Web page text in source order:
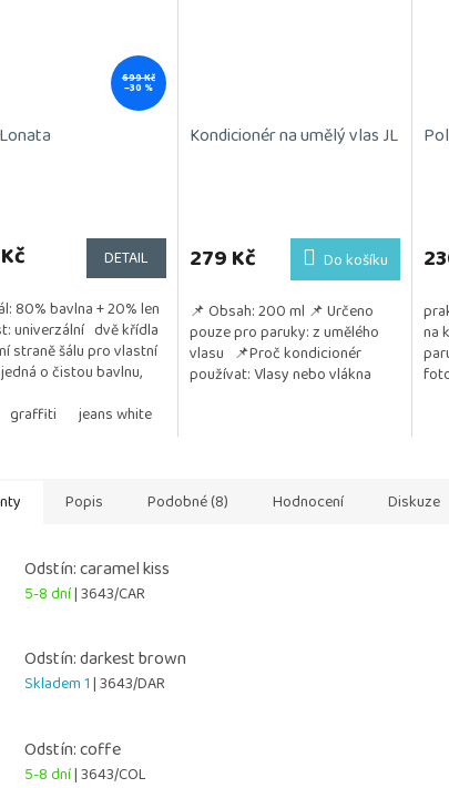
699 Kč
–30 %
DETAIL
80% bavlna + 20% len
univerzální dvě křídla
straně šálu pro vlastní
o čistou bavlnu,
graffiti jeans white
Kondicionér na umělý vlas JL
produktu
je
z
5
hvězdiček.
279 Kč Do košíku
📌 Obsah: 200 ml 📌 Určeno
pouze pro paruky: z umělého
vlasu 📌Proč kondicionér
používat: Vlasy nebo vlákna
na
Popis Podobné (8) Hodnocení Diskuze
Odstín: caramel kiss
5-8 dní| 3643/CAR
Odstín: darkest brown
Skladem 1| 3643/DAR
Odstín: coffe
5-8 dní| 3643/COL